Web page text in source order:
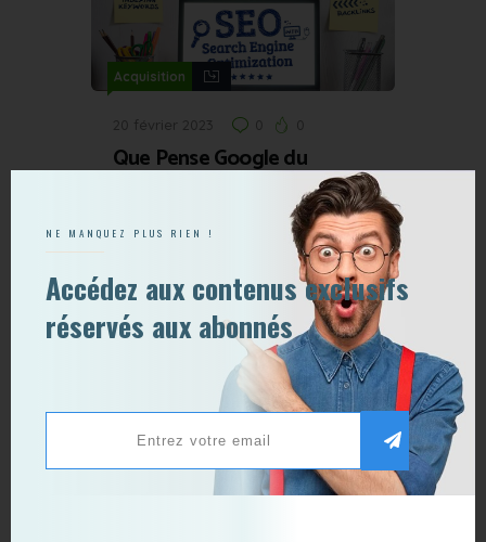
Acquisition
20 février 2023 0 0
Que Pense Google du
Contenu Généré par l’IA ?
Publier un commentaire
NE MANQUEZ PLUS RIEN !
Accédez aux contenus exclusifs
réservés aux abonnés